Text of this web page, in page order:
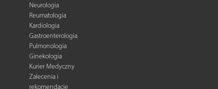
Neurologia
Reumatologia
Kardiologia
Gastroenterologia
Pulmonologia
Ginekologia
Kurier Medyczny
Zalecenia i
rekomendacje